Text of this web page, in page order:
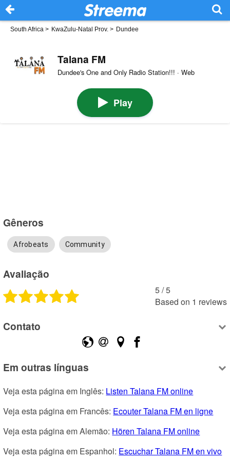
South Africa > KwaZulu-Natal Prov. > Dundee
Talana FM
Dundee's One and Only Radio Station!!! · Web
Play
Gêneros
Afrobeats Community
Avaliação
5 /5
Based on 1 reviews
Contato
Em outras línguas
Veja esta página em Inglês: Listen Talana FM online
Veja esta página em Francês: Ecouter Talana FM en ligne
Veja esta página em Alemão: Hören Talana FM online
Veja esta página em Espanhol: Escuchar Talana FM en vivo